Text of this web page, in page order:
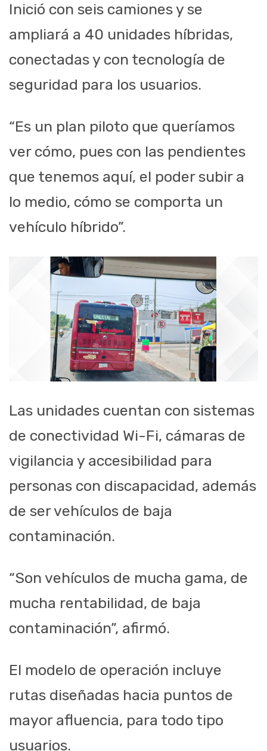
Inició con seis camiones y se
ampliará a 40 unidades híbridas,
conectadas y con tecnología de
seguridad para los usuarios.
“Es un plan piloto que queríamos
ver cómo, pues con las pendientes
que tenemos aquí, el poder subir a
lo medio, cómo se comporta un
vehículo híbrido”.
Las unidades cuentan con sistemas
de conectividad Wi-Fi, cámaras de
vigilancia y accesibilidad para
personas con discapacidad, además
de ser vehículos de baja
contaminación.
“Son vehículos de mucha gama, de
mucha rentabilidad, de baja
contaminación”, afirmó.
El modelo de operación incluye
rutas diseñadas hacia puntos de
mayor afluencia, para todo tipo
usuarios.